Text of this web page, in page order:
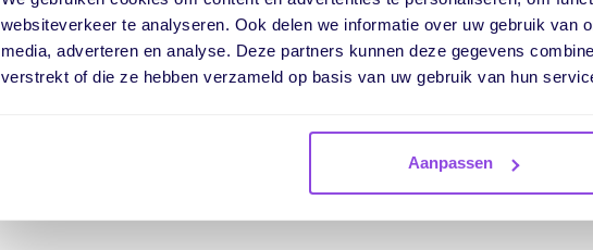
websiteverkeer te analyseren. Ook delen we informatie over uw gebruik van
media, adverteren en analyse. Deze partners kunnen deze gegevens
verstrekt of die ze hebben verzameld op basis van uw gebruik van hun
Aanpassen
2. Plan je werkbon in je planbord
eventueel rekening met competenties. Heb je groot materieel nodig,